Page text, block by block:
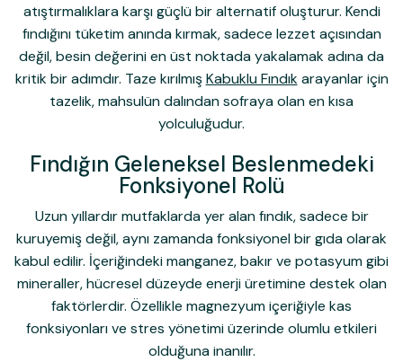
atıştırmalıklara karşı güçlü bir alternatif oluşturur. Kendi
fındığını tüketim anında kırmak, sadece lezzet açısından
değil, besin değerini en üst noktada yakalamak adına da
kritik bir adımdır. Taze kırılmışKabuklu Fındıkarayanlar için
tazelik, mahsulün dalından sofraya olan en kısa
yolculuğudur.
Fındığın Geleneksel Beslenmedeki
Fonksiyonel Rolü
Uzun yıllardır mutfaklarda yer alan fındık, sadece bir
kuruyemiş değil, aynı zamanda fonksiyonel bir gıda olarak
kabul edilir. İçeriğindeki manganez, bakır ve potasyum gibi
mineraller, hücresel düzeyde enerji üretimine destek olan
faktörlerdir. Özellikle magnezyum içeriğiyle kas
fonksiyonları ve stres yönetimi üzerinde olumlu etkileri
olduğuna inanılır.